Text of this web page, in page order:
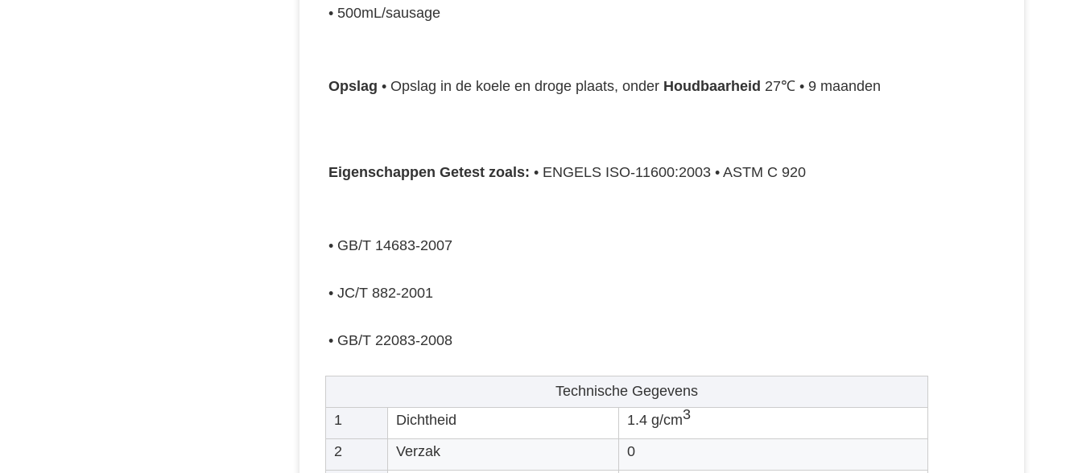
• 500mL/sausage
Opslag • Opslag in de koele en droge plaats, onder Houdbaarheid 27℃ • 9 maanden
Eigenschappen Getest zoals: • ENGELS ISO-11600:2003 • ASTM C 920
• GB/T 14683-2007
• JC/T 882-2001
• GB/T 22083-2008
Technische Gegevens
1
Dichtheid 1.4 g/cm3
2 Verzak
0